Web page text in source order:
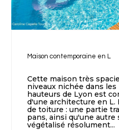
Maison contemporaine en L
Cette maison très
niveaux nichée dans
hauteurs de Lyon est
d'une architecture en L.
de toiture : une partie
pans, ainsi qu'une
végétalisé résolument...